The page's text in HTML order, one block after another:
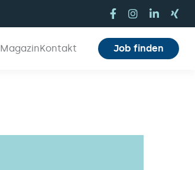
MagazinKontakt Job finden